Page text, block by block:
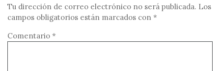
Tu dirección de correo electrónico no será publicada. Los
campos obligatorios están marcados con *
Comentario *